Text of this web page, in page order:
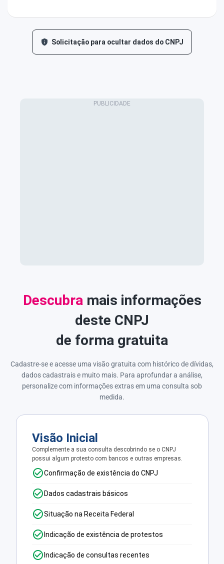
Solicitação para ocultar dados do CNPJ
Descubramais informações
deste CNPJ
de forma gratuita
Cadastre-se e acesse uma visão gratuita com histórico de dívidas,
dados cadastrais e muito mais. Para aprofundar a análise,
personalize com informações extras em uma consulta sob
medida.
Visão Inicial
Complemente a sua consulta descobrindo se o CNPJ
possui algum protesto com bancos e outras empresas.
Confirmação de existência do CNPJ
Dados cadastrais básicos
Situação na Receita Federal
Indicação de existência de protestos
Indicação de consultas recentes